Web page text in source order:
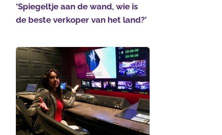
‘Spiegeltje aan de wand, wie is
de beste verkoper van het land?’